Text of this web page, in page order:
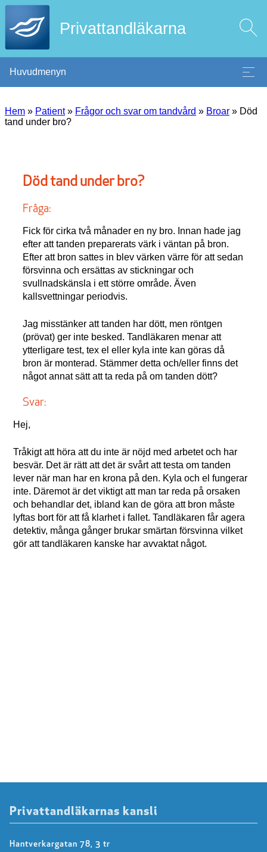
Privattandläkarna
Huvudmenyn
Hem » Patient» Frågor och svar om tandvård » Broar » Död
tand under bro?
Död tand under bro?
Fråga:
Fick för cirka två månader en ny bro. Innan hade jag
efter att tanden preparerats värk i väntan på bron.
Efter att bron sattes in blev värken värre för att sedan
försvinna och ersättas av stickningar och
svullnadskänsla i ett större område. Även
kallsvettningar periodvis.
Jag misstänker att tanden har dött, men röntgen
(prövat) ger inte besked. Tandläkaren menar att
ytterligare test, tex el eller kyla inte kan göras då
bron är monterad. Stämmer detta och/eller finns det
något annat sätt att ta reda på om tanden dött?
Svar:
Hej,
Tråkigt att höra att du inte är nöjd med arbetet och har
besvär. Det är rätt att det är svårt att testa om tanden
lever när man har en krona på den. Kyla och el fungerar
inte. Däremot är det viktigt att man tar reda på orsaken
och behandlar det, ibland kan de göra att bron måste
lyftas bort för att få klarhet i fallet. Tandläkaren får agera
detektiv, många gånger brukar smärtan försvinna vilket
gör att tandläkaren kanske har avvaktat något.
Privattandläkarnas kansli
Hantverkargatan 78, 3 tr